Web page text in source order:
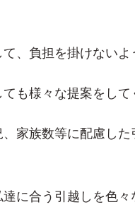
、負担を掛けないよ
も様々な提案をし
家族数等に配慮し
に合う引越しを色